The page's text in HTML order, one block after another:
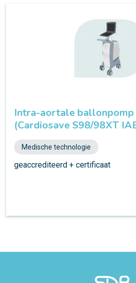
Intra-aortale ballonpomp
(Cardiosave S98/98XT
Medische technologie
geaccrediteerd + certificaat